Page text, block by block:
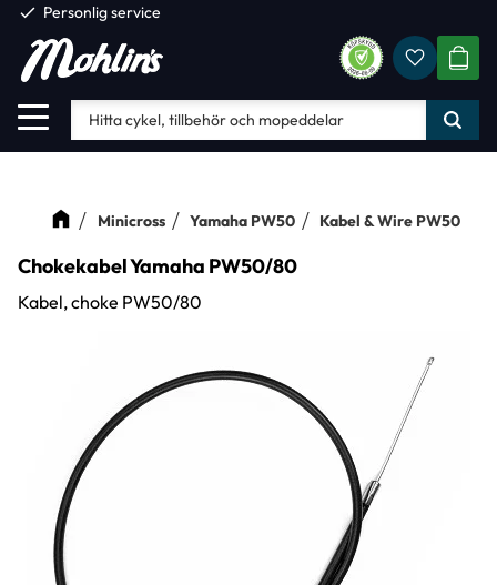
Meny
check Personlig service
Minicross Yamaha PW50 Kabel & Wire PW50
Chokekabel Yamaha PW50/80
Kabel, choke PW50/80